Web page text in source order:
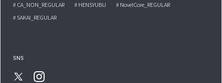
# CA_NON_REGULAR
# HENSYUBU
# NovelCore_REGULAR
# SAKAI_REGULAR
SNS